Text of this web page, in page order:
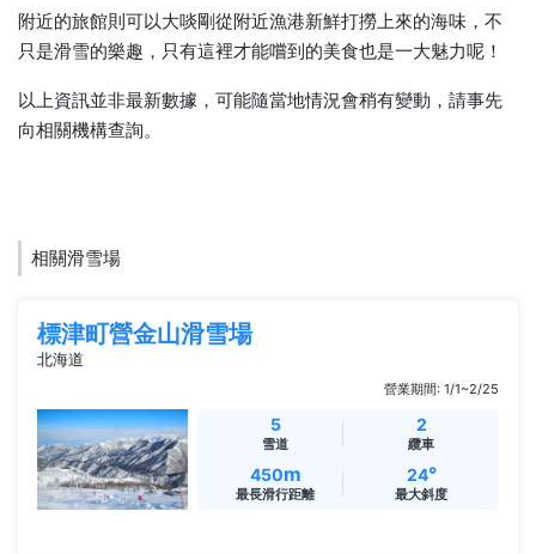
附近的旅館則可以大啖剛從附近漁港新鮮打撈上來的海味，不
只是滑雪的樂趣，只有這裡才能嚐到的美食也是一大魅力呢！
以上資訊並非最新數據，可能隨當地情況會稍有變動，請事先
向相關機構查詢。
相關滑雪場
標津町營金山滑雪場
北海道
營業期間: 1/1~2/25
5
雪道
2
纜車
450m
最長滑行距離
24°
最大斜度